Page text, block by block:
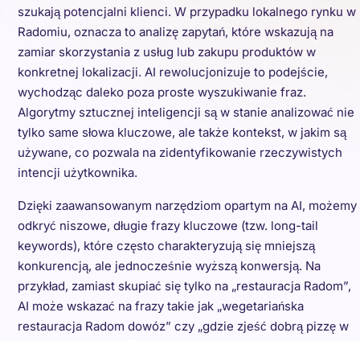
szukają potencjalni klienci. W przypadku lokalnego rynku w
Radomiu, oznacza to analizę zapytań, które wskazują na
zamiar skorzystania z usług lub zakupu produktów w
konkretnej lokalizacji. AI rewolucjonizuje to podejście,
wychodząc daleko poza proste wyszukiwanie fraz.
Algorytmy sztucznej inteligencji są w stanie analizować nie
tylko same słowa kluczowe, ale także kontekst, w jakim są
używane, co pozwala na zidentyfikowanie rzeczywistych
intencji użytkownika.
Dzięki zaawansowanym narzędziom opartym na AI, możemy
odkryć niszowe, długie frazy kluczowe (tzw. long-tail
keywords), które często charakteryzują się mniejszą
konkurencją, ale jednocześnie wyższą konwersją. Na
przykład, zamiast skupiać się tylko na „restauracja Radom”,
AI może wskazać na frazy takie jak „wegetariańska
restauracja Radom dowóz” czy „gdzie zjeść dobrą pizzę w